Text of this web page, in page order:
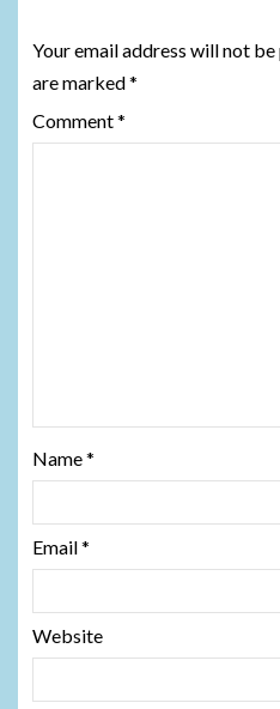
Your email address will not be
are marked*
Comment*
Name*
Email*
Website